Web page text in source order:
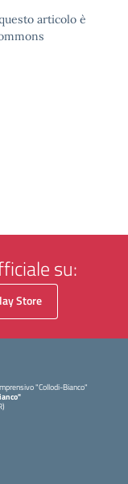
articolo è
su:
Store
"Collodi-Bianco"